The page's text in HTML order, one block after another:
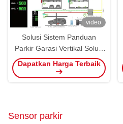
video
Solusi Sistem Panduan
Parkir Garasi Vertikal Solusi
Panduan Parkir IP65
Dapatkan Harga Terbaik
Sensor parkir